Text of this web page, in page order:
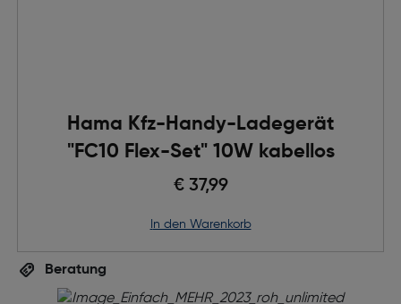
Hama Kfz-Handy-Ladegerät
"FC10 Flex-Set" 10W kabellos
€ 37,99
in den Warenkorb
Beratung